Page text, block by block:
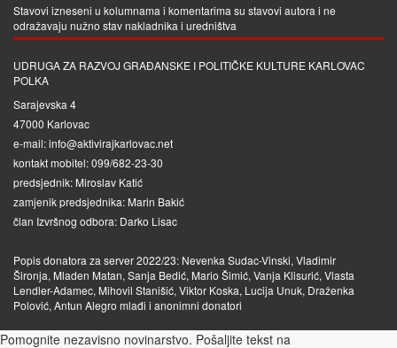
Stavovi izneseni u kolumnama i komentarima su stavovi autora i ne
odražavaju nužno stav nakladnika i uredništva
UDRUGA ZA RAZVOJ GRAĐANSKE I POLITIČKE KULTURE KARLOVAC
POLKA
Sarajevska 4
47000 Karlovac
e-mail: info@aktivirajkarlovac.net
kontakt mobitel: 099/682-23-30
predsjednik: Miroslav Katić
zamjenik predsjednika: Marin Bakić
član Izvršnog odbora: Darko Lisac
Popis donatora za server 2022/23: Nevenka Sudac-Vinski, Vladimir
Šironja, Mladen Matan, Sanja Bedić, Mario Šimić, Vanja Klisurić, Vlasta
Lendler-Adamec, Mihovil Stanišić, Viktor Koska, Lucija Unuk, Draženka
Polović, Antun Alegro mlađi i anonimni donatori
Pomognite nezavisno novinarstvo. Pošaljite tekst na